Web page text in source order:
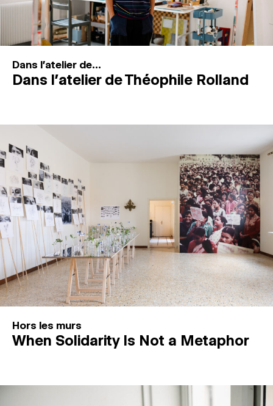
Connexion
Dans l'atelier de...
Dans l’atelier de Théophile Rolland
Hors les murs
When Solidarity Is Not a Metaphor